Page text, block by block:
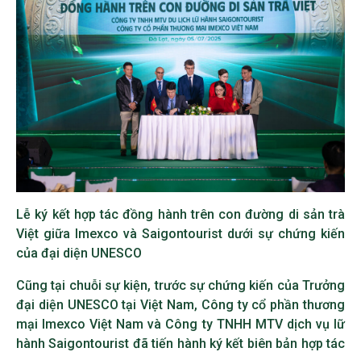
Lễ ký kết hợp tác đồng hành trên con đường di sản trà
Việt giữa Imexco và Saigontourist dưới sự chứng kiến
của đại diện UNESCO
Cũng tại chuỗi sự kiện, trước sự chứng kiến của Trưởng
đại diện UNESCO tại Việt Nam, Công ty cổ phần thương
mại Imexco Việt Nam và Công ty TNHH MTV dịch vụ lữ
hành Saigontourist đã tiến hành ký kết biên bản hợp tác